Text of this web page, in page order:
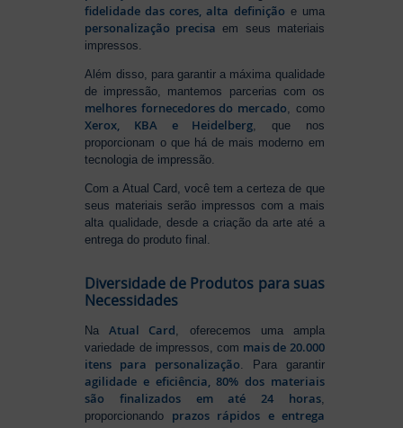
fidelidade das cores, alta definição e uma
personalização precisa em seus materiais
impressos.
Além disso, para garantir a máxima qualidade
de impressão, mantemos parcerias com os
melhores fornecedores do mercado, como
Xerox, KBA e Heidelberg, que nos
proporcionam o que há de mais moderno em
tecnologia de impressão.
Com a Atual Card, você tem a certeza de que
seus materiais serão impressos com a mais
alta qualidade, desde a criação da arte até a
entrega do produto final.
Diversidade de Produtos para suas
Necessidades
NaAtual Card , oferecemos uma ampla
variedade de impressos, com mais de 20.000
itens para personalização . Para garantir
agilidade e eficiência, 80% dos materiais
são finalizados em até 24 horas,
proporcionando prazos rápidos e entrega